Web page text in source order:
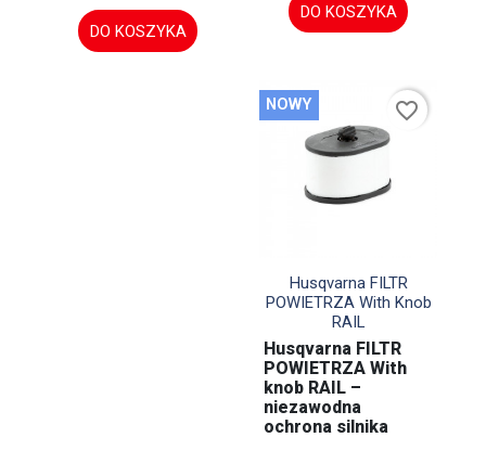
DO KOSZYKA
DO KOSZYKA
Szybki podgląd
Husqvarna FILTR
POWIETRZA With Knob
RAIL
Husqvarna FILTR
POWIETRZA With
knob RAIL –
niezawodna
ochrona silnika
NOWY favorite_border